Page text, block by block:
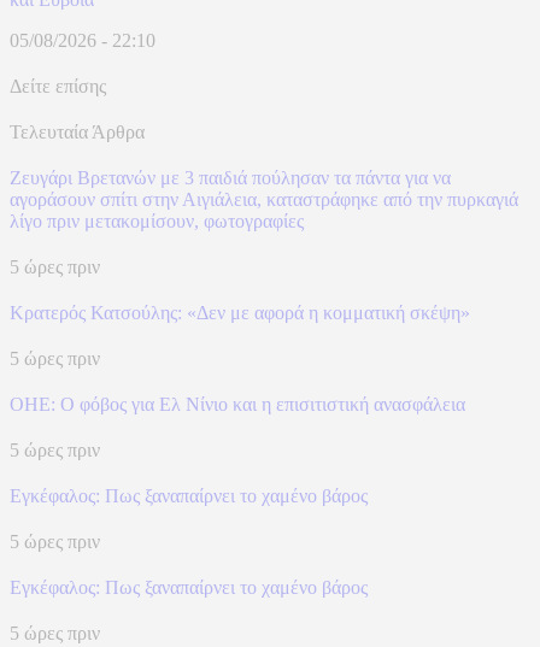
05/08/2026 - 22:10
Δείτε επίσης
Τελευταία Άρθρα
Ζευγάρι Βρετανών με 3 παιδιά πούλησαν τα πάντα για να
αγοράσουν σπίτι στην Αιγιάλεια, καταστράφηκε από την πυρκαγιά
λίγο πριν μετακομίσουν, φωτογραφίες
5 ώρες πριν
Κρατερός Κατσούλης: «Δεν με αφορά η κομματική σκέψη»
5 ώρες πριν
ΟΗΕ: Ο φόβος για Ελ Νίνιο και η επισιτιστική ανασφάλεια
5 ώρες πριν
Eγκέφαλος: Πως ξαναπαίρνει το χαμένο βάρος
5 ώρες πριν
Eγκέφαλος: Πως ξαναπαίρνει το χαμένο βάρος
5 ώρες πριν